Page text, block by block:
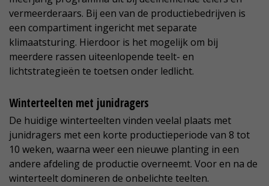
vermeerderaars. Bij een van de productiebedrijven is
een compartiment ingericht met separate
klimaatsturing. Hierdoor is het mogelijk om bij
meerdere rassen uiteenlopende teelt- en
lichtstrategieën te toetsen onder ledlicht.
Winterteelten met junidragers
De huidige winterteelten vinden veelal plaats met
junidragers met een korte productieperiode van 8 tot
10 weken, waarna weer een nieuwe planting in een
andere afdeling de productie overneemt. Voor en na de
winterteelt domineren de onbelichte teelten.